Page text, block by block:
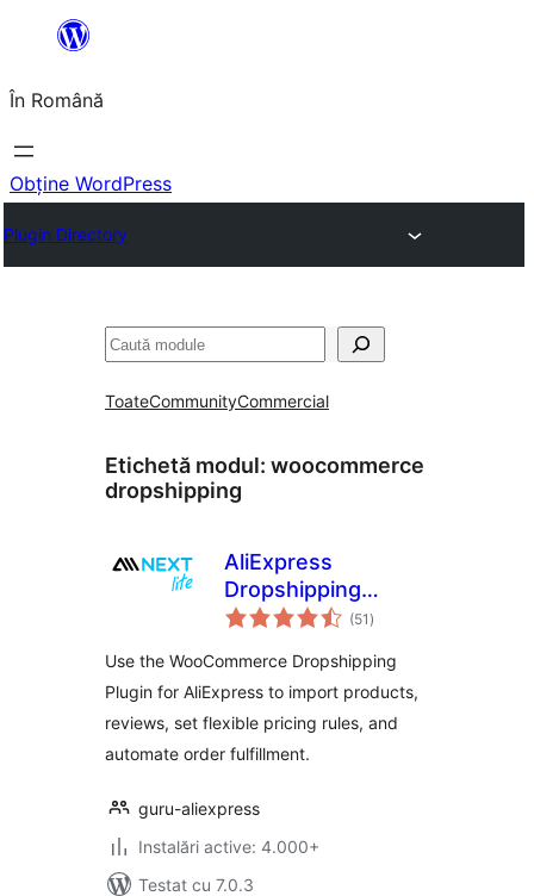
conținut
În Română
Obține WordPress
Plugin Directory
Caută
ToateCommunityCommercial
Etichetă modul: woocommerce
dropshipping
AliExpress
Dropshipping
Plugin for
Stores
(51 total
aprecieri
)
Use the WooCommerce Dropshipping
Plugin for AliExpress to import products,
reviews, set flexible pricing rules, and
automate order fulfillment.
guru-aliexpress
Instalări active: 4.000+
Testat cu 7.0.3